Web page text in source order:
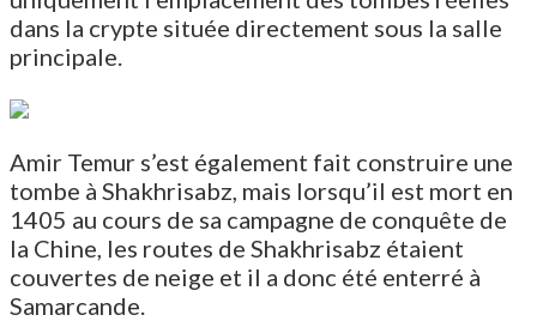
dans la crypte située directement sous la salle
principale.
Amir Temur s’est également fait construire une
tombe à Shakhrisabz, mais lorsqu’il est mort en
1405 au cours de sa campagne de conquête de
la Chine, les routes de Shakhrisabz étaient
couvertes de neige et il a donc été enterré à
Samarcande.